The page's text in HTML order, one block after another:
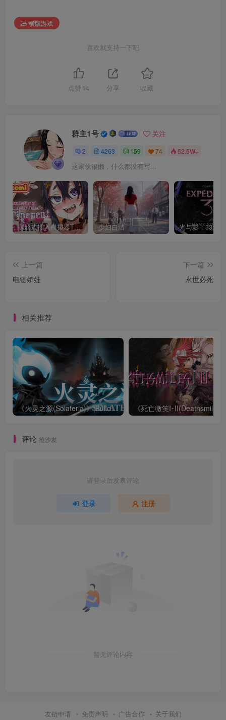
横版游戏
喜欢就支持一下吧
点赞 14 分享 收藏
群主1号 关注
2 4263 159 74 52.5W+
这家伙很懒，什么都没有写...
螺丝式插入模拟器TMA02 少妇白洁
上一篇
电锯娇娃
下一篇
永世必死
相关推荐
《火灵之源(Solateria)》|Build 23852807|中文|免安装硬盘版
评论 抢沙发
请登录后发表评论
登录 注册
暂无评论内容
友链申请 免责声明 广告合作 关于我们